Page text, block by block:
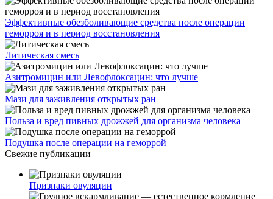
Эффективные обезболивающие средства после операции
геморроя и в период восстановления
Литическая смесь
Азитромицин или Левофлоксацин: что лучше
Мази для заживления открытых ран
Польза и вред пивных дрожжей для организма человека
Подушка после операции на геморрой
Свежие публикации
Признаки овуляции